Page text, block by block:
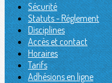
Sécurité
Statuts - Réglement
Disciplines
Accès et contact
Horaires
Tarifs
Adhésions en ligne